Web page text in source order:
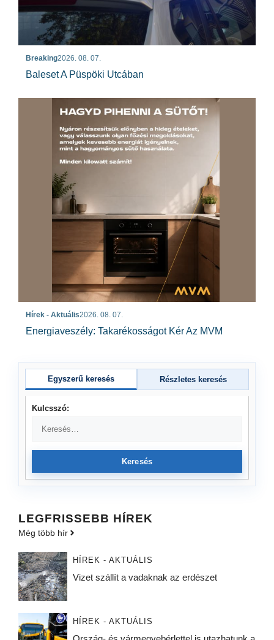
Breaking2026. 08. 07.
Baleset A Püspöki Utcában
Hírek - Aktuális2026. 08. 07.
Energiaveszély: Takarékosságot Kér Az MVM
Egyszerű keresés Részletes keresés
Kulcsszó:
Keresés
LEGFRISSEBB HÍREK
Még több hír
HÍREK - AKTUÁLIS
Vizet szállít a vadaknak az erdészet
HÍREK - AKTUÁLIS